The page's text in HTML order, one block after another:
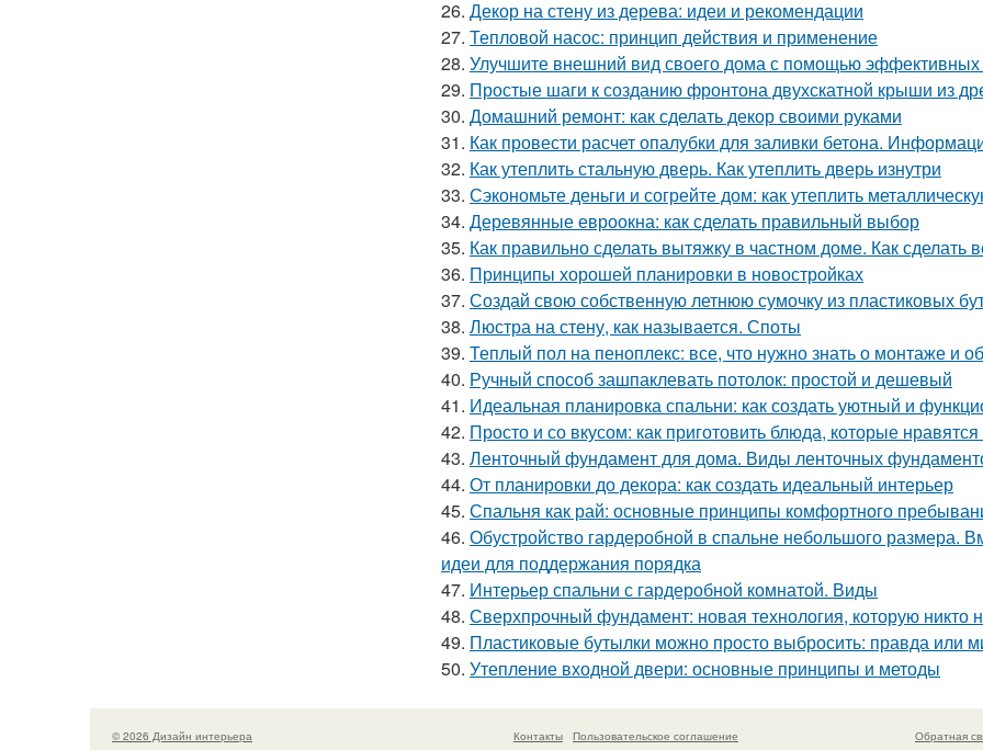
26. Декор на стену из дерева: идеи и рекомендации
27. Тепловой насос: принцип действия и применение
28. Улучшите внешний вид своего дома с помощью
29. Простые шаги к созданию фронтона двухскатной крыши из
30. Домашний ремонт: как сделать декор своими руками
31. Как провести расчет опалубки для заливки бетона.
32. Как утеплить стальную дверь. Как утеплить дверь изнутри
33. Сэкономьте деньги и согрейте дом: как утеплить
34. Деревянные евроокна: как сделать правильный выбор
35. Как правильно сделать вытяжку в частном доме. Как сделать
36. Принципы хорошей планировки в новостройках
37. Создай свою собственную летнюю сумочку из пластиковых
38. Люстра на стену, как называется. Споты
39. Теплый пол на пеноплекс: все, что нужно знать о монтаже и
40. Ручный способ зашпаклевать потолок: простой и дешевый
41. Идеальная планировка спальни: как создать уютный и
42. Просто и со вкусом: как приготовить блюда, которые
43. Ленточный фундамент для дома. Виды ленточных
44. От планировки до декора: как создать идеальный интерьер
45. Спальня как рай: основные принципы комфортного
46. Обустройство гардеробной в спальне небольшого размера.
идеи для поддержания порядка
47. Интерьер спальни с гардеробной комнатой. Виды
48. Сверхпрочный фундамент: новая технология, которую никто
49. Пластиковые бутылки можно просто выбросить: правда или
50. Утепление входной двери: основные принципы и методы
© 2026 Дизайн интерьера Контакты Пользовательское соглашение Обратная